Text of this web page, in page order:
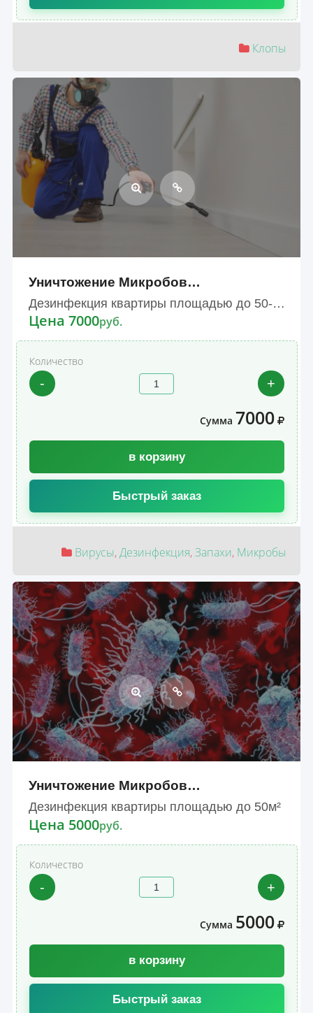
Клопы
Уничтожение Микробов…
Дезинфекция квартиры площадью до 50-100м²
Цена 7000руб.
Количество
- +
Сумма 7000
в корзину
Быстрый заказ
Вирусы,Дезинфекция, Запахи, Микробы
Уничтожение Микробов…
Дезинфекция квартиры площадью до 50м²
Цена 5000руб.
Количество
- +
Сумма 5000
в корзину
Быстрый заказ